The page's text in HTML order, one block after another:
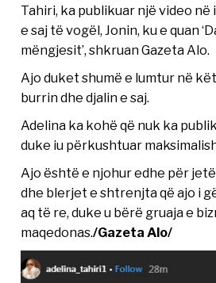
Tahiri, ka publikuar një video në
e saj të vogël, Jonin, ku e quan
mëngjesit’, shkruan Gazeta Alo.
Ajo duket shumë e lumtur në
burrin dhe djalin e saj.
Adelina ka kohë që nuk ka
duke iu përkushtuar
Ajo është e njohur edhe për
dhe blerjet e shtrenjta që ajo i
aq të re, duke u bërë gruaja e
maqedonas./Gazeta Alo/